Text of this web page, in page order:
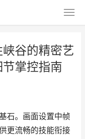
谷的精密艺
掌控指南
石。画面设置中帧
更流畅的技能衔接